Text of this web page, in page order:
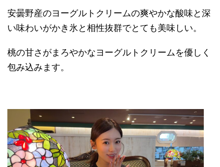
安曇野産のヨーグルトクリームの爽やかな酸味と深
い味わいがかき氷と相性抜群でとても美味しい。
桃の甘さがまろやかなヨーグルトクリームを優しく
包み込みます。